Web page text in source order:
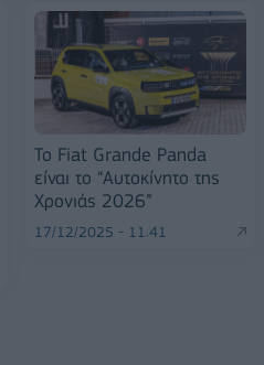
Το Fiat Grande Panda
είναι το “Αυτοκίνητο της
Χρονιάς 2026”
17/12/2025 - 11:41